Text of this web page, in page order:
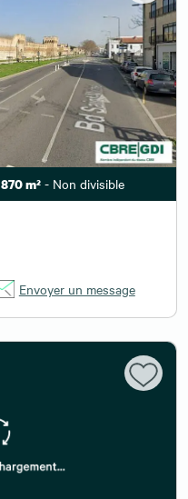
870 m²- Non divisible
Envoyer un message